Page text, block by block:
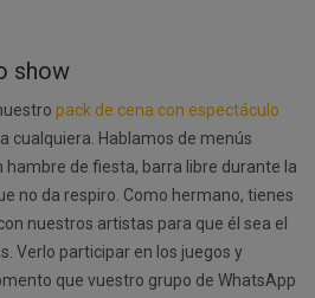
show
pack de cena con espectáculo
cualquiera. Hablamos de menús
hambre de fiesta, barra libre durante la
no da respiro. Como hermano, tienes
nuestros artistas para que él sea el
Verlo participar en los juegos y
que vuestro grupo de WhatsApp